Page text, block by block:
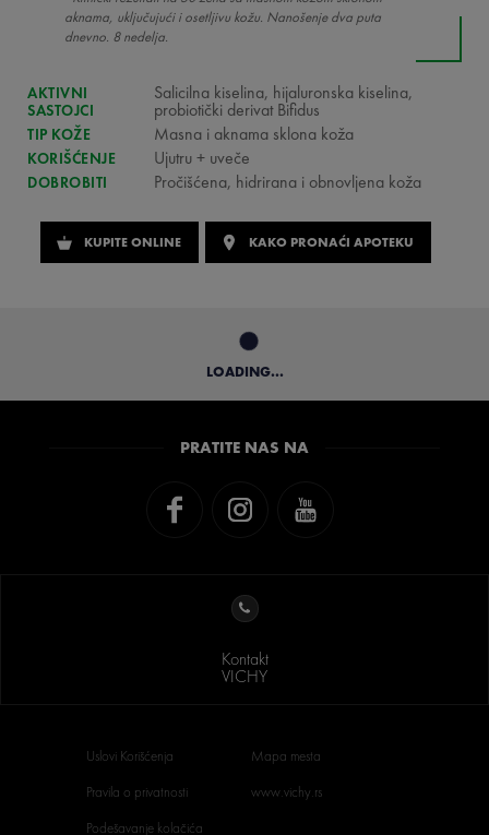
aknama, uključujući i osetljivu kožu. Nanošenje dva puta
dnevno. 8 nedelja.
AKTIVNI
SASTOJCI
Salicilna kiselina, hijaluronska kiselina,
probiotički derivat Bifidus
TIP KOŽE Masna i aknama sklona koža
KORIŠĆENJE Ujutru + uveče
DOBROBITI Pročišćena, hidrirana i obnovljena koža
KUPITE ONLINE KAKO PRONAĆI APOTEKU
LOADING...
PRATITE NAS NA
Kontakt
VICHY
Uslovi Korišćenja
Pravila o privatnosti
Podešavanje kolačića
Mapa mesta
www.vichy.rs